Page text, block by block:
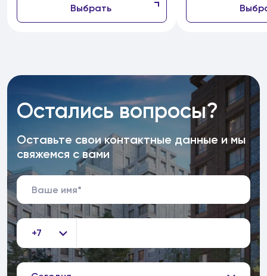
Выбрать
Остались вопросы?
Оставьте свои контактные данные и мы
свяжемся с вами
+7